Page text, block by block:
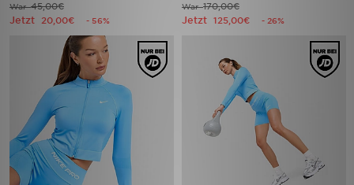
War45,00€
Jetzt 20,00€ - 56%
War170,00€
Jetzt 125,00€ - 26%